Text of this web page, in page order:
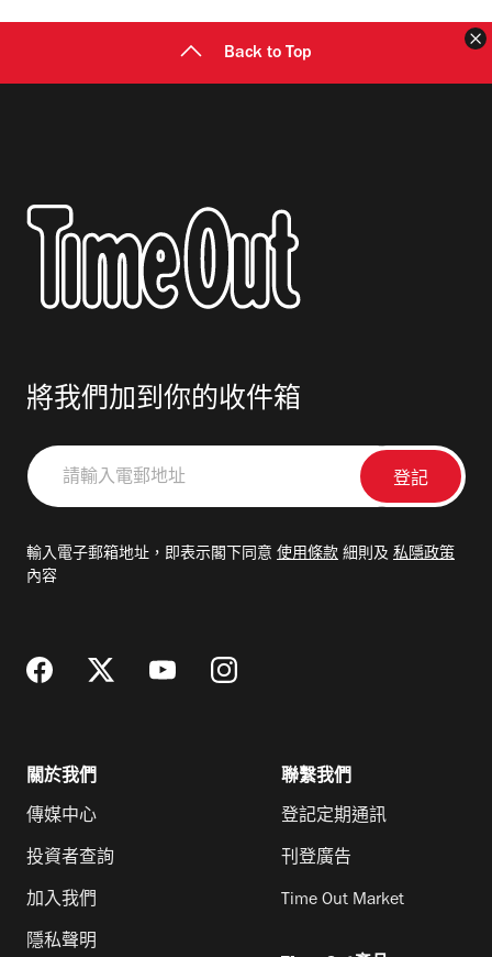
Back to Top
將我們加到你的收件箱
請
輸
郵
輸入電子郵箱地址，即表示閣下同意 使用條款 細則及 私隱政策
內容
關於我們
傳媒中心
投資者查詢
加入我們
隱私聲明
聯繫我們
登記定期通訊
刊登廣告
Time Out Market